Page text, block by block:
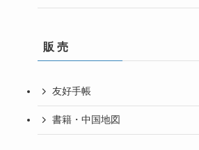
販 売
友好手帳
書籍・中国地図